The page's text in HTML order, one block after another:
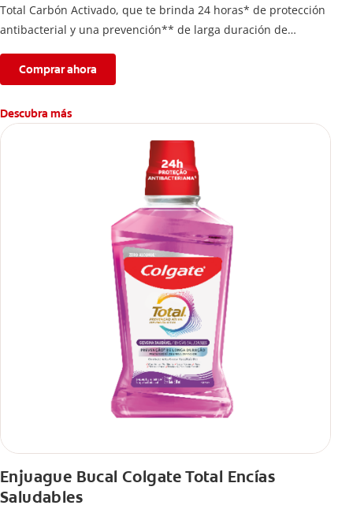
Total Carbón Activado, que te brinda 24 horas* de protección
antibacterial y una prevención** de larga duración de
Comprar ahora
Descubra más
Enjuague Bucal Colgate Total Encías
Saludables